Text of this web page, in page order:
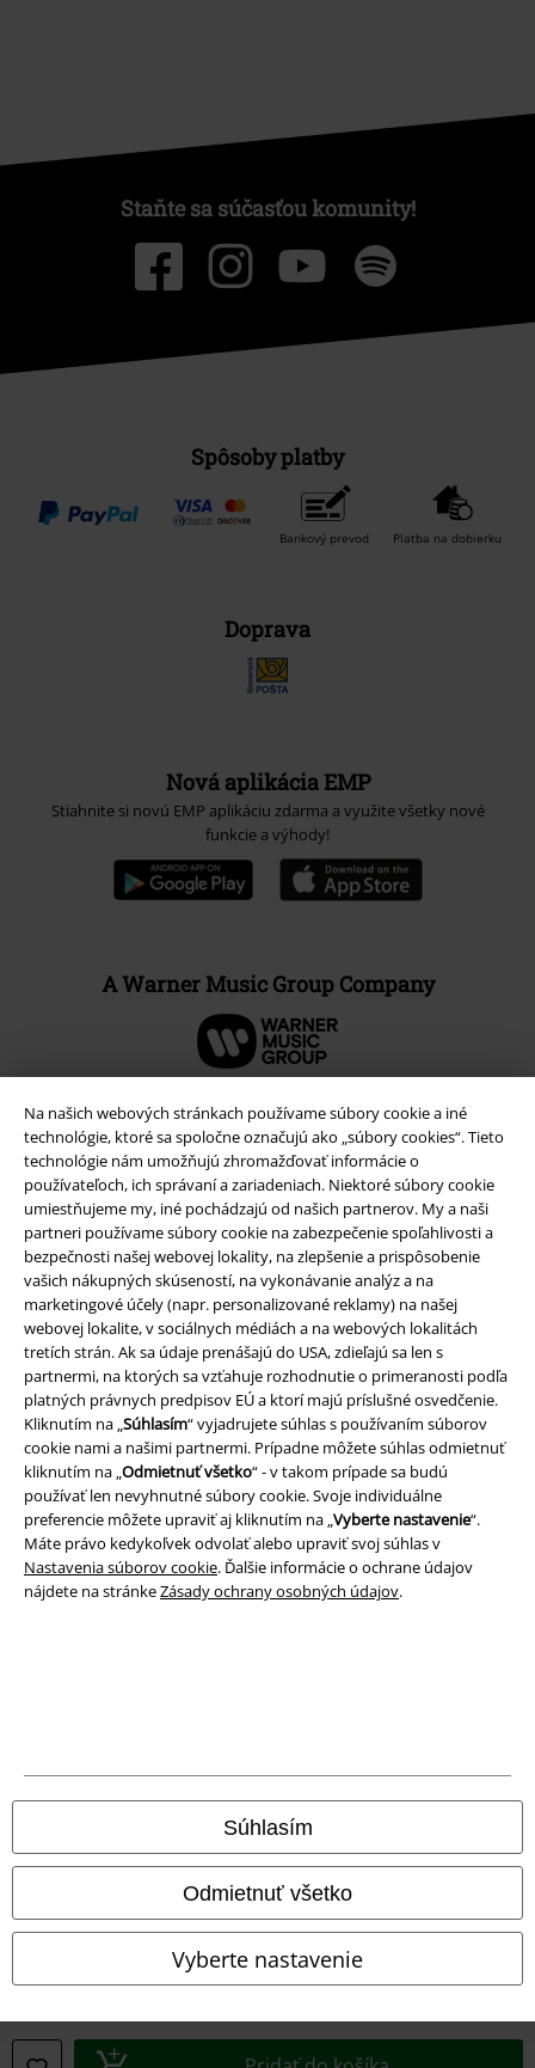
Na našich webových stránkach používame súbory cookie a iné
technológie, ktoré sa spoločne označujú ako „súbory cookies“. Tieto
technológie nám umožňujú zhromažďovať informácie o
používateľoch, ich správaní a zariadeniach. Niektoré súbory cookie
umiestňujeme my, iné pochádzajú od našich partnerov. My a naši
partneri používame súbory cookie na zabezpečenie spoľahlivosti a
bezpečnosti našej webovej lokality, na zlepšenie a prispôsobenie
vašich nákupných skúseností, na vykonávanie analýz a na
marketingové účely (napr. personalizované reklamy) na našej
webovej lokalite, v sociálnych médiách a na webových lokalitách
tretích strán. Ak sa údaje prenášajú do USA, zdieľajú sa len s
partnermi, na ktorých sa vzťahuje rozhodnutie o primeranosti podľa
platných právnych predpisov EÚ a ktorí majú príslušné osvedčenie.
Kliknutím na „Súhlasím“ vyjadrujete súhlas s používaním súborov
cookie nami a našimi partnermi. Prípadne môžete súhlas odmietnuť
kliknutím na „Odmietnuť všetko“ - v takom prípade sa budú
používať len nevyhnutné súbory cookie. Svoje individuálne
preferencie môžete upraviť aj kliknutím na „Vyberte nastavenie“.
Máte právo kedykoľvek odvolať alebo upraviť svoj súhlas v
Nastavenia súborov cookie. Ďalšie informácie o ochrane údajov
nájdete na stránkeZásady ochrany osobných údajov.
Súhlasím
Odmietnuť všetko
Vyberte nastavenie
Staňte sa súčasťou komunity!
Spôsoby platby
Bankový prevod Platba na dobierku
Doprava
Nová aplikácia EMP
Stiahnite si novú EMP aplikáciu zdarma a využite všetky nové
funkcie a výhody!
A Warner Music Group Company
Právne informácie
Podmienky
Imprint
Ochrana osobných údajov
Likvidácia odpadu a ochrana životného prostredia
Vyhlásenie o zhode
Všetky ceny sú vrátane DPH, bez poštovného abalného
© 1986-2026 EMP Merchandising
Naše online obchody
EMP France